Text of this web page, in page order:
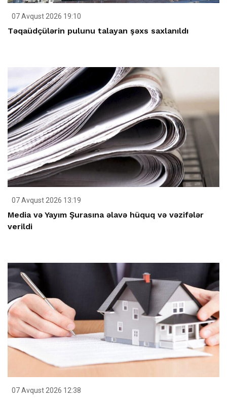
07 Avqust 2026 19:10
Təqaüdçülərin pulunu talayan şəxs saxlanıldı
07 Avqust 2026 13:19
Media və Yayım Şurasına əlavə hüquq və vəzifələr
verildi
07 Avqust 2026 12:38